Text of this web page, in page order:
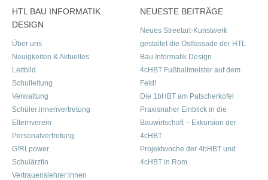
HTL BAU INFORMATIK
DESIGN
Über uns
Neuigkeiten & Aktuelles
Leitbild
Schulleitung
Verwaltung
Schüler:innenvertretung
Elternverein
Personalvertretung
G!RLpower
Schulärztin
Vertrauenslehrer:innen
NEUESTE BEITRÄGE
Neues Streetart-Kunstwerk
gestaltet die Ostfassade der HTL
Bau Informatik Design
4cHBT Fußballmeister auf dem
Feld!
Die 1bHBT am Patscherkofel
Praxisnaher Einblick in die
Bauwirtschaft – Exkursion der
4cHBT
Projektwoche der 4bHBT und
4cHBT in Rom